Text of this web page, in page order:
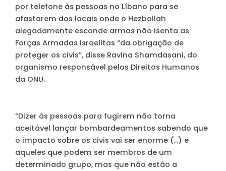
por telefone às pessoas no Líbano para se
afastarem dos locais onde o Hezbollah
alegadamente esconde armas não isenta as
Forças Armadas israelitas “da obrigação de
proteger os civis”, disse Ravina Shamdasani, do
organismo responsável pelos Direitos Humanos
da ONU.
“Dizer às pessoas para fugirem não torna
aceitável lançar bombardeamentos sabendo que
o impacto sobre os civis vai ser enorme (…) e
aqueles que podem ser membros de um
determinado grupo, mas que não estão a